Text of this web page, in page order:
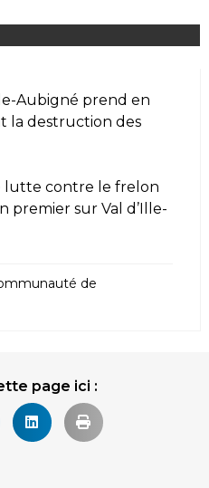
Aubigné prend en
la destruction des
lutte contre le frelon
premier sur Val d’Ille-
de
page ici :